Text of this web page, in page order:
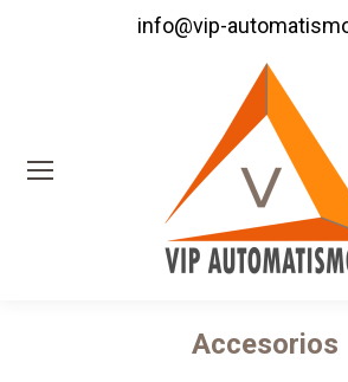
info@vip-
Accesorios